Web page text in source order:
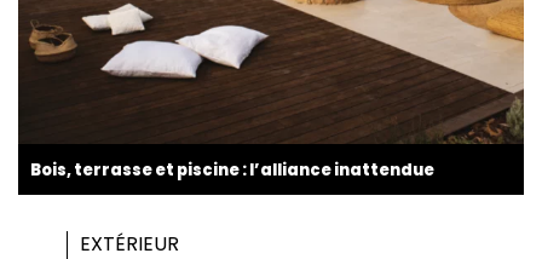
Bois, terrasse et piscine : l’alliance inattendue
EXTÉRIEUR